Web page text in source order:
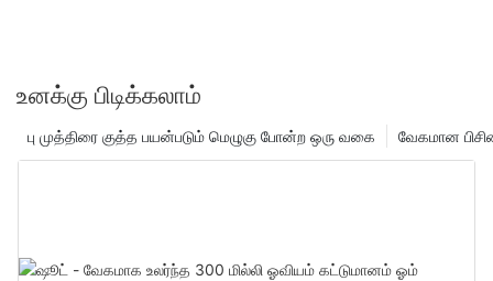
உனக்கு பிடிக்கலாம்
வேகமான
பு முத்திரை குத்த பயன்படும் மெழுகு போன்ற ஒரு வகை